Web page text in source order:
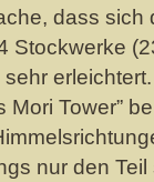
dass sich
Stockwerke
Tower”
nur den